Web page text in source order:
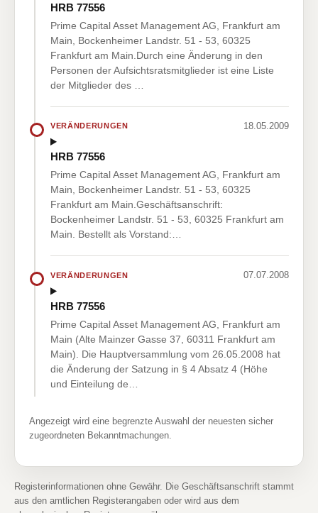
HRB 77556
Prime Capital Asset Management AG, Frankfurt am
Main, Bockenheimer Landstr. 51 - 53, 60325
Frankfurt am Main.Durch eine Änderung in den
Personen der Aufsichtsratsmitglieder ist eine Liste
der Mitglieder des …
VERÄNDERUNGEN 18.05.2009
HRB 77556
Prime Capital Asset Management AG, Frankfurt am
Main, Bockenheimer Landstr. 51 - 53, 60325
Frankfurt am Main.Geschäftsanschrift:
Bockenheimer Landstr. 51 - 53, 60325 Frankfurt am
Main. Bestellt als Vorstand:…
VERÄNDERUNGEN 07.07.2008
HRB 77556
Prime Capital Asset Management AG, Frankfurt am
Main (Alte Mainzer Gasse 37, 60311 Frankfurt am
Main). Die Hauptversammlung vom 26.05.2008 hat
die Änderung der Satzung in § 4 Absatz 4 (Höhe
und Einteilung de…
Angezeigt wird eine begrenzte Auswahl der neuesten sicher
zugeordneten Bekanntmachungen.
Registerinformationen ohne Gewähr. Die Geschäftsanschrift stammt
aus den amtlichen Registerangaben oder wird aus dem